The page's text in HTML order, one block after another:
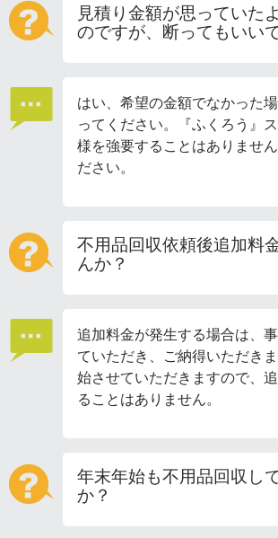
見積り金額が思っていた
のですが、断ってもいい
はい、希望の金額でなかった
ってください。『ふくろう』
様を強要することはありませ
ださい。
不用品回収依頼後追加料
んか？
追加料金が発生する場合は、
ていただき、ご納得いただき
始させていただきますので、
ることはありません。
年末年始も不用品回収し
か？